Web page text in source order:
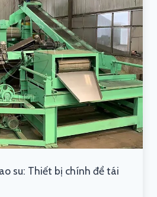
su: Thiết bị chính để tái